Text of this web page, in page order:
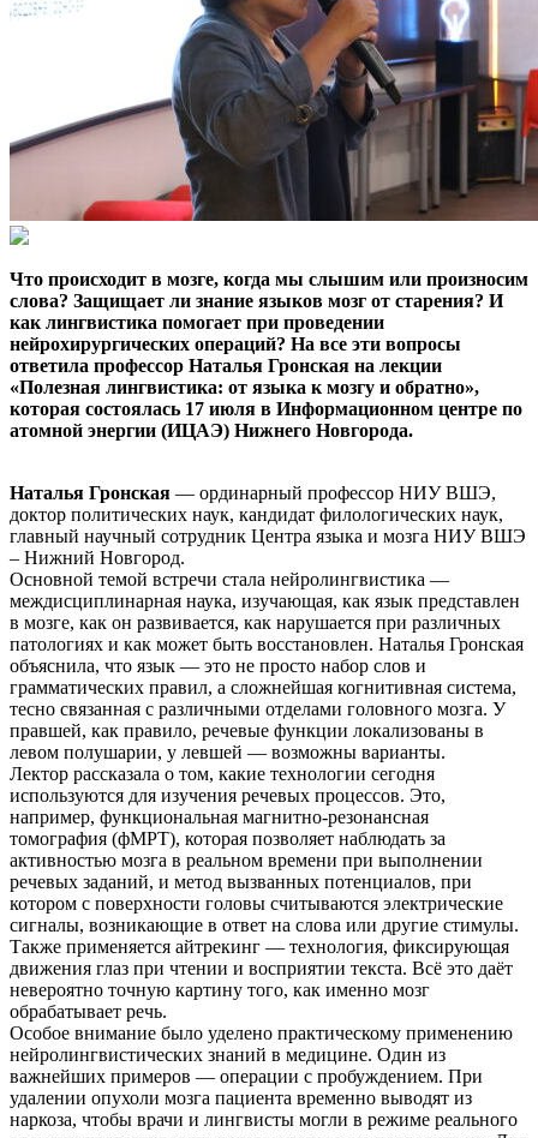
Что происходит в мозге, когда мы слышим или произносим
слова? Защищает ли знание языков мозг от старения? И
как лингвистика помогает при проведении
нейрохирургических операций? На все эти вопросы
ответила профессор Наталья Гронская на лекции
«Полезная лингвистика: от языка к мозгу и обратно»,
которая состоялась 17 июля в Информационном центре по
атомной энергии (ИЦАЭ) Нижнего Новгорода.
Наталья Гронская — ординарный профессор НИУ ВШЭ,
доктор политических наук, кандидат филологических наук,
главный научный сотрудник Центра языка и мозга НИУ ВШЭ
– Нижний Новгород.
Основной темой встречи стала нейролингвистика —
междисциплинарная наука, изучающая, как язык представлен
в мозге, как он развивается, как нарушается при различных
патологиях и как может быть восстановлен. Наталья Гронская
объяснила, что язык — это не просто набор слов и
грамматических правил, а сложнейшая когнитивная система,
тесно связанная с различными отделами головного мозга. У
правшей, как правило, речевые функции локализованы в
левом полушарии, у левшей — возможны варианты.
Лектор рассказала о том, какие технологии сегодня
используются для изучения речевых процессов. Это,
например, функциональная магнитно-резонансная
томография (фМРТ), которая позволяет наблюдать за
активностью мозга в реальном времени при выполнении
речевых заданий, и метод вызванных потенциалов, при
котором с поверхности головы считываются электрические
сигналы, возникающие в ответ на слова или другие стимулы.
Также применяется айтрекинг — технология, фиксирующая
движения глаз при чтении и восприятии текста. Всё это даёт
невероятно точную картину того, как именно мозг
обрабатывает речь.
Особое внимание было уделено практическому применению
нейролингвистических знаний в медицине. Один из
важнейших примеров — операции с пробуждением. При
удалении опухоли мозга пациента временно выводят из
наркоза, чтобы врачи и лингвисты могли в режиме реального